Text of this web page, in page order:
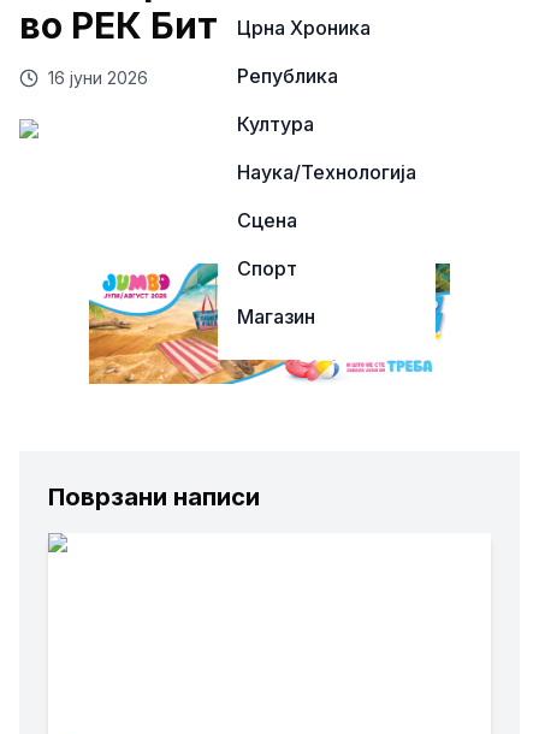
Црна Хроника
Република
Култура
Наука/Технологија
Сцена
Спорт
Магазин
во РЕК Битола
16 јуни 2026
Поврзани написи